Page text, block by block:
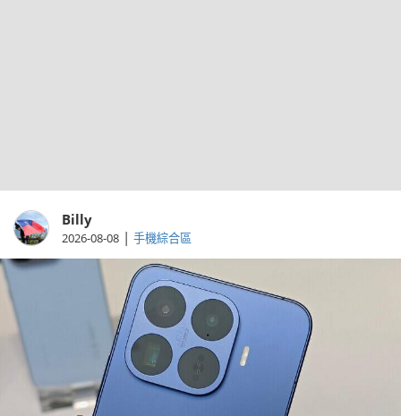
Billy
2026-08-08 | 手機綜合區